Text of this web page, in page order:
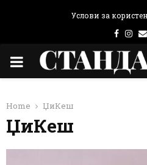
Услови за
PRIMARY
Home ЏиКеш
ЏиКеш